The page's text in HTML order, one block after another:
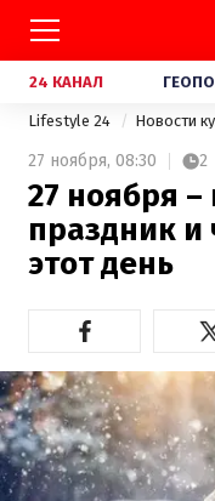
24 КАНАЛ
Lifestyle 24 Новости
27 ноября, 08:30 2
27 ноября –
праздник и
этот день